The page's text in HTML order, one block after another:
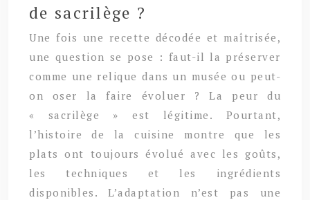
de sacrilège ?
Une fois une recette décodée et maîtrisée,
une question se pose : faut-il la préserver
comme une relique dans un musée ou peut-
on oser la faire évoluer ? La peur du
« sacrilège » est légitime. Pourtant,
l’histoire de la cuisine montre que les
plats ont toujours évolué avec les goûts,
les techniques et les ingrédients
disponibles. L’adaptation n’est pas une